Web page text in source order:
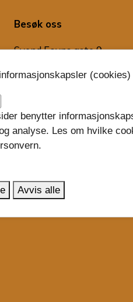
Besøk oss
Svend Foyns gate 9
(cookies)
benytter
analyse. Les om hvilke
Avvis alle